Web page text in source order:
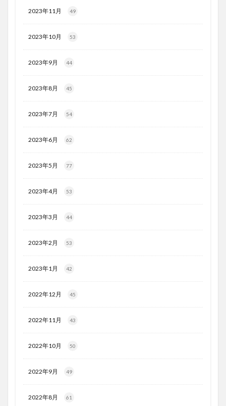
2023年11月 49
2023年10月 53
2023年9月 44
2023年8月 45
2023年7月 54
2023年6月 62
2023年5月 77
2023年4月 53
2023年3月 44
2023年2月 53
2023年1月 42
2022年12月 45
2022年11月 43
2022年10月 50
2022年9月 49
2022年8月 61